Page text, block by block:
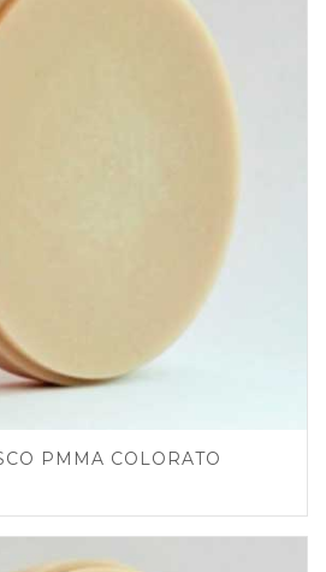
PMMA COLORATO